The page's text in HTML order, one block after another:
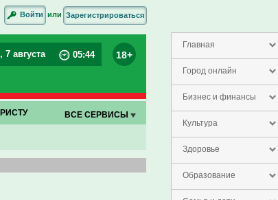
Главная
Город онлайн
Бизнес и финансы
Культура
Здоровье
Образование
Войти или Зарегистрироваться
, 7 августа 05:44 18+
ВСЕ СЕРВИСЫ